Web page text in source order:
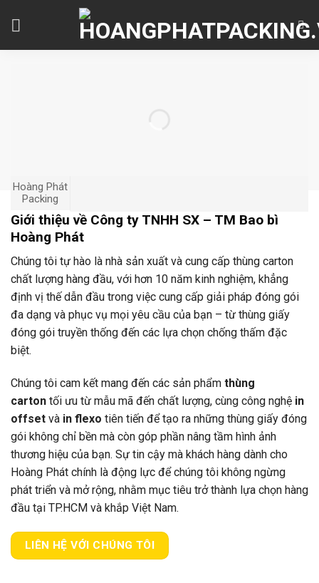
Hoàng Phát
Packing
Giới thiệu về Công ty TNHH SX – TM Bao bì
Hoàng Phát
Chúng tôi tự hào là nhà sản xuất và cung cấp thùng carton
chất lượng hàng đầu, với hơn 10 năm kinh nghiệm, khẳng
định vị thế dẫn đầu trong việc cung cấp giải pháp đóng gói
đa dạng và phục vụ mọi yêu cầu của bạn – từ thùng giấy
đóng gói truyền thống đến các lựa chọn chống thấm đặc
biệt.
Chúng tôi cam kết mang đến các sản phẩm thùng
carton tối ưu từ mẫu mã đến chất lượng, cùng công nghệ in
offset và in flexo tiên tiến để tạo ra những thùng giấy đóng
gói không chỉ bền mà còn góp phần nâng tầm hình ảnh
thương hiệu của bạn. Sự tin cậy mà khách hàng dành cho
Hoàng Phát chính là động lực để chúng tôi không ngừng
phát triển và mở rộng, nhằm mục tiêu trở thành lựa chọn hàng
đầu tại TP.HCM và khắp Việt Nam.
LIÊN HỆ VỚI CHÚNG TÔI